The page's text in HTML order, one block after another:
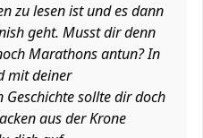
zu lesen ist und es dann
geht. Musst dir denn
Marathons antun? In
mit deiner
Geschichte sollte dir doch
aus der Krone